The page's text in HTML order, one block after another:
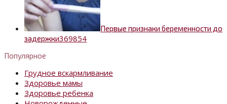
Первые признаки беременности до
задержки369854
Популярное
Грудное вскармливание
Здоровье мамы
Здоровье ребенка